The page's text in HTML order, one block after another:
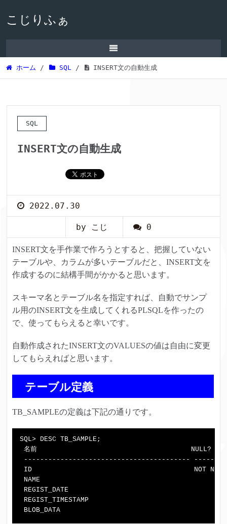
こじりふぁ
ホーム / SQL / INSERT文の自動生成
SQL
INSERT文の自動生成
2022.07.30
by こじ 0
INSERT文を手作業で作ろうとすると、把握していない
テーブルや、カラムが多いテーブルだと、INSERT文を
作成するのに結構手間がかかると思います。
スキーマ名とテーブル名を指定すれば、自動でサンプ
ル用のINSERT文を生成してくれるPLSQLを作ったの
で、使ってもらえると幸いです。
自動作成されたINSERT文のVALUESの値は自由に変更
してもらえればと思います。
テーブル定義
TB_SAMPLEの定義は下記の通りです。
SQL> DESC TB_SAMPLE;
名前                                      NULL?
-----------------------------------------
ID                                        NOT NULL
NAME
REGIST_DATE
REGIST_TIMESTAMP